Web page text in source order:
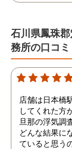
石川県鳳珠
務所の口コミ
店舗は日本橋
してくれた方
旦那の浮気調
どんな結果に
ていると思う